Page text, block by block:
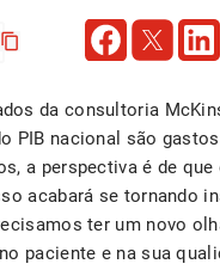
content_copy
da consultoria
PIB nacional são
a perspectiva é de
acabará se tornando
ter um novo
paciente e na sua